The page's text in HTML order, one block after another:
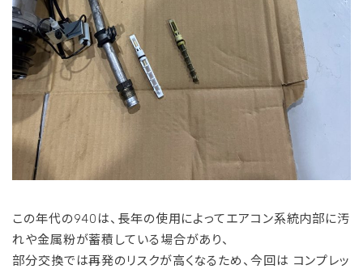
この年代の940は、長年の使用によってエアコン系統内部に汚
れや金属粉が蓄積している場合があり、
部分交換では再発のリスクが高くなるため、今回は コンプレッ